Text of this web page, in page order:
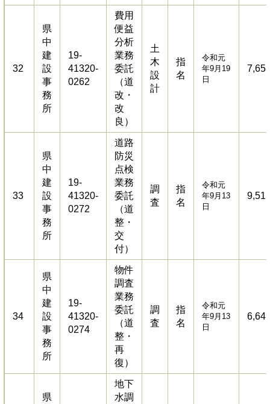
32
県
中
建
設
事
務
所
19-
41320-
0262
費用
便益
分析
業務
委託
（道
改・
改
良）
土
木
設
計
指
名
令和元
年9月19
日
33
県
中
建
設
事
務
所
19-
41320-
0272
道路
防災
点検
業務
委託
（道
整・
交
付）
調
査
指
名
令和元
年9月13
日
34
県
中
建
設
事
務
所
19-
41320-
0274
物件
調査
業務
委託
（道
整・
再
復）
調
査
指
名
令和元
年9月13
日
県
地下
水調